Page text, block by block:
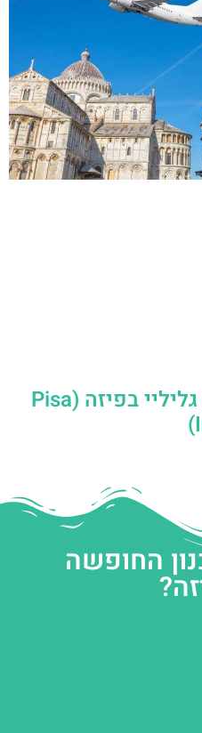
שדה התעופה גלילאו גליליי בפיזה (Pisa
החופשה